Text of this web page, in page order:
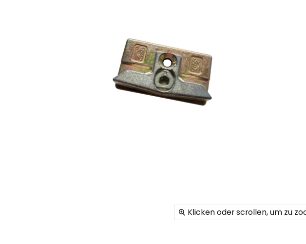
Klicken oder scrollen, um zu